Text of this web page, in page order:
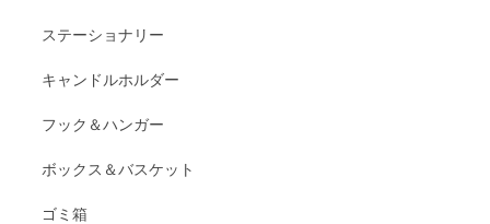
ステーショナリー
キャンドルホルダー
フック＆ハンガー
ボックス＆バスケット
ゴミ箱